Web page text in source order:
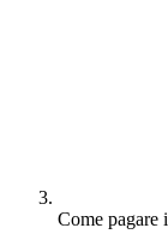
Come pagare